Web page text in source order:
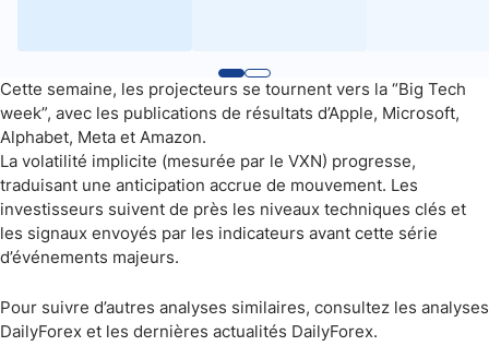
Cette semaine, les projecteurs se tournent vers la “Big Tech
week”, avec les publications de résultats d’Apple, Microsoft,
Alphabet, Meta et Amazon.
La volatilité implicite (mesurée par le VXN) progresse,
traduisant une anticipation accrue de mouvement. Les
investisseurs suivent de près les niveaux techniques clés et
les signaux envoyés par les indicateurs avant cette série
d’événements majeurs.
Pour suivre d’autres analyses similaires, consultez les analyses
DailyForex et les dernières actualités DailyForex.